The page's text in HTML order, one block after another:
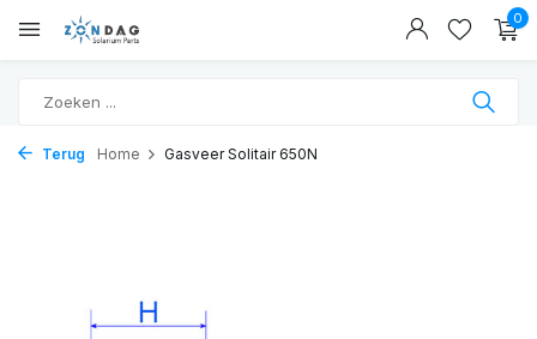
0
Terug Home Gasveer Solitair 650N